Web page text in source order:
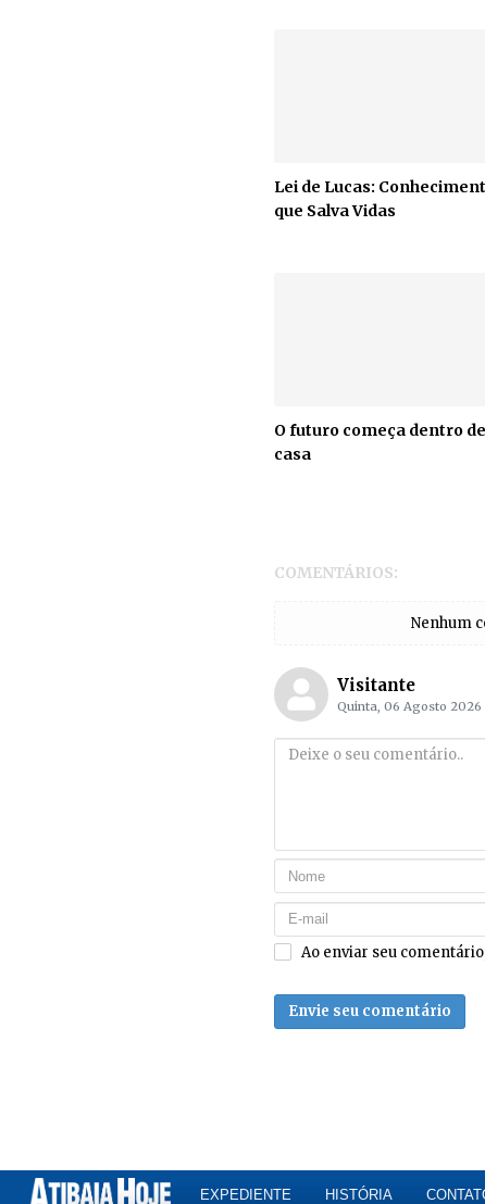
Lei de Lucas:
que Salva Vidas
O futuro começa dentro de
casa
COMENTÁRIOS:
Nenhum
Visitante
Quinta, 06 Agosto 2026
Ao enviar seu
Envie seu comentário
EXPEDIENTE HISTÓRIA